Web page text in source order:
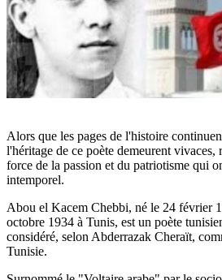
Alors que les pages de l'histoire
l'héritage de ce poète demeurent vivaces,
force de la passion et du patriotisme qui
intemporel.
Abou el Kacem Chebbi, né le 24 février
octobre 1934 à Tunis, est un poète
considéré, selon Abderrazak Cheraït,
Tunisie.